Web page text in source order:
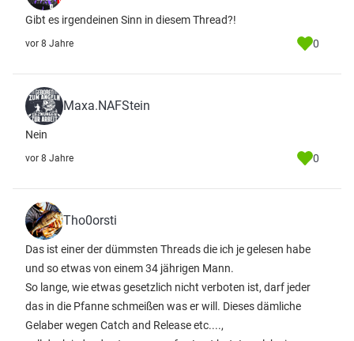
Gibt es irgendeinen Sinn in diesem Thread?!
vor 8 Jahre 0
Maxa.NAFStein
Nein
vor 8 Jahre 0
Tho0orsti
Das ist einer der dümmsten Threads die ich je gelesen habe
und so etwas von einem 34 jährigen Mann.
So lange, wie etwas gesetzlich nicht verboten ist, darf jeder
das in die Pfanne schmeißen was er will. Dieses dämliche
Gelaber wegen Catch and Release etc....,